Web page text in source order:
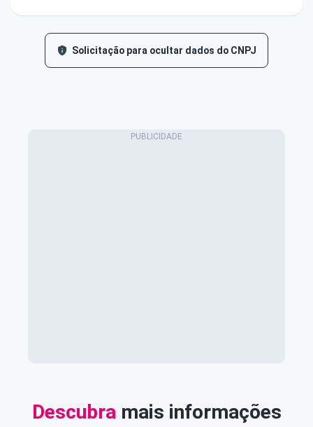
Solicitação para ocultar dados do CNPJ
Descubra mais informações